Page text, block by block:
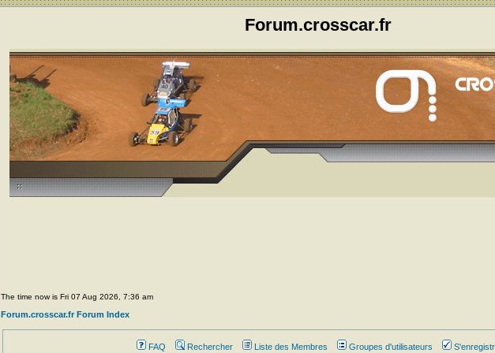
Forum.crosscar.fr
The time now is Fri 07 Aug 2026, 7:36 am
Forum.crosscar.fr Forum Index
FAQ Rechercher Liste des Membres Groupes d'utilisateurs